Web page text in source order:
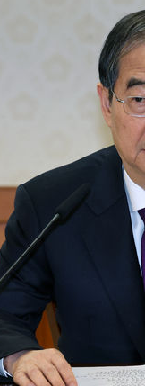
고, 많은 트로피 원해 아
만에 숨진 채 발견
본과 한일전
사망·1명 실종
' 무더위, 열대야 계속[다
쇄신의 기회로 삼겠다"
"실망과 걱정 안겨드려
150㎜ 비
나스닥 1.3%↑